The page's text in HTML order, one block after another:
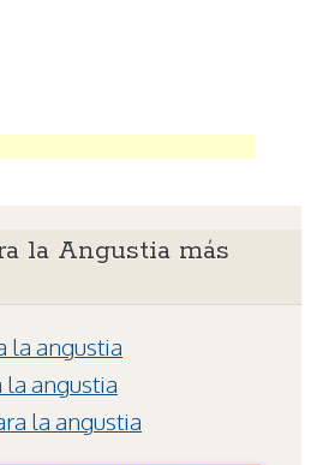
la Angustia más
la angustia
la angustia
la angustia